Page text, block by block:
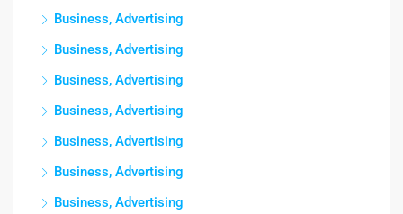
Business, Advertising
Business, Advertising
Business, Advertising
Business, Advertising
Business, Advertising
Business, Advertising
Business, Advertising